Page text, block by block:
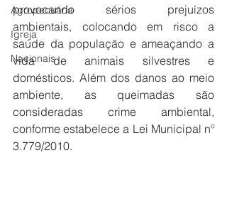
Agropecuária
Igreja
Nacionais
provocando sérios prejuízos
ambientais, colocando em risco a
saúde da população e ameaçando a
vida de animais silvestres e
domésticos. Além dos danos ao meio
ambiente, as queimadas são
consideradas crime ambiental,
conforme estabelece a Lei Municipal nº
3.779/2010.